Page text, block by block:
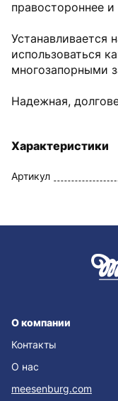
правостороннее
Устанавливается
использоваться
многозапорными
Надежная,
Характеристики
Артикул
О компании
Контакты
О нас
meesenburg.com